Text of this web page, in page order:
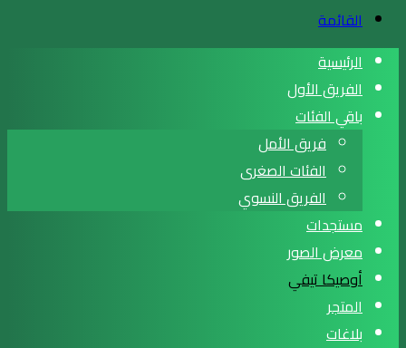
القائمة
الرئيسية
الفريق الأول
باقي الفئات
فريق الأمل
الفئات الصغرى
الفريق النسوي
مستجدات
معرض الصور
أوصيكا تيفي
المتجر
بلاغات